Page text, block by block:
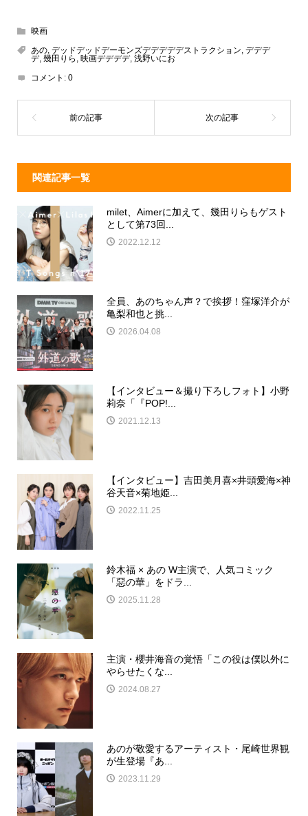
a
d
s
n
e
o
k
映画
あの, デッドデッドデーモンズデデデデデストラクション, デデデ
デ, 幾田りら , 映画デデデデ, 浅野いにお
コメント: 0
関連記事一覧
milet、Aimerに加えて、幾田りらもゲスト
として第73回...
2022.12.12
全員、あのちゃん声？で挨拶！窪塚洋介が
亀梨和也と挑...
2026.04.08
【インタビュー＆撮り下ろしフォト】小野
莉奈「『POP!...
2021.12.13
【インタビュー】吉田美月喜×井頭愛海×神
谷天音×菊地姫...
2022.11.25
鈴木福 × あの W主演で、人気コミック
「惡の華」をドラ...
2025.11.28
主演・櫻井海音の覚悟「この役は僕以外に
やらせたくな...
2024.08.27
あのが敬愛するアーティスト・尾崎世界観
が生登場『あ...
2023.11.29